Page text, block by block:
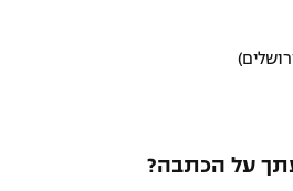
על הכתבה?